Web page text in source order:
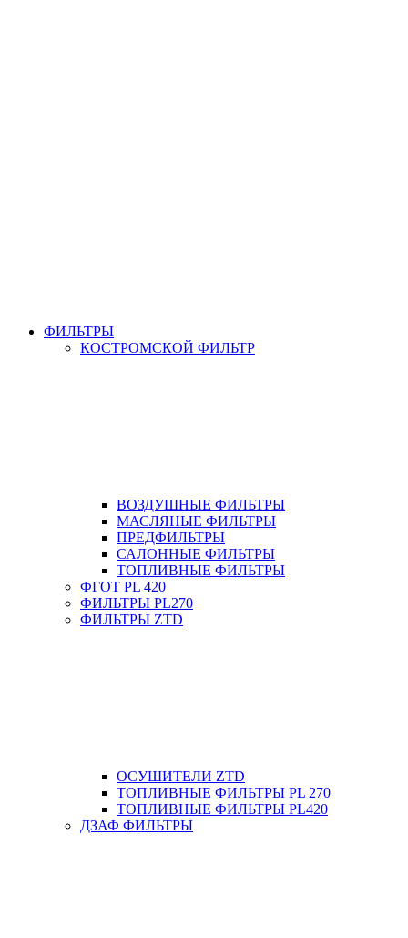
ФИЛЬТРЫ
КОСТРОМСКОЙ ФИЛЬТР
ВОЗДУШНЫЕ ФИЛЬТРЫ
МАСЛЯНЫЕ ФИЛЬТРЫ
ПРЕДФИЛЬТРЫ
САЛОННЫЕ ФИЛЬТРЫ
ТОПЛИВНЫЕ ФИЛЬТРЫ
ФГОТ PL 420
ФИЛЬТРЫ PL270
ФИЛЬТРЫ ZTD
ОСУШИТЕЛИ ZTD
ТОПЛИВНЫЕ ФИЛЬТРЫ PL 270
ТОПЛИВНЫЕ ФИЛЬТРЫ PL420
ДЗАФ ФИЛЬТРЫ